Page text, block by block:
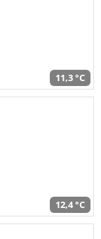
11,3 °C
12,4 °C